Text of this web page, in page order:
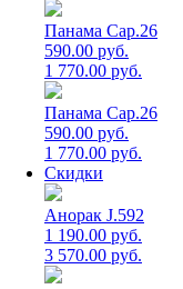
Панама Cap.26
590.00 руб.
1 770.00 руб.
Панама Cap.26
590.00 руб.
1 770.00 руб.
Скидки
Анорак J.592
1 190.00 руб.
3 570.00 руб.